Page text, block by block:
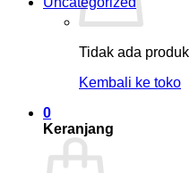
Tidak ada
Kembali ke toko
0
Keranjang